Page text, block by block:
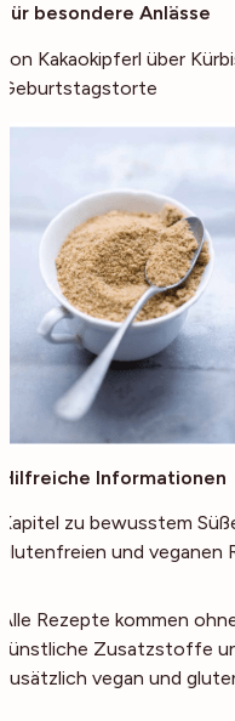
Für besondere Anlässe
von Kakaokipferl über
Geburtstagstorte
Hilfreiche Informationen
Kapitel zu bewusstem
glutenfreien und veganen
Alle Rezepte kommen
künstliche Zusatzstoffe
zusätzlich vegan und